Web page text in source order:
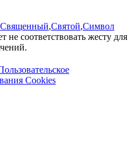
Священный,Святой,Символ
соответствовать жесту для
Cookies